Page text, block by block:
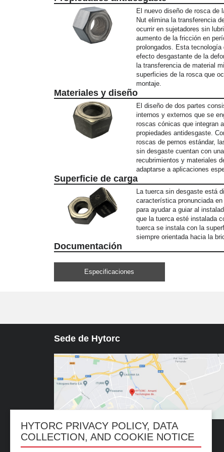
HYTORC PRIVACY POLICY, DATA
COLLECTION, AND COOKIE NOTICE
El nuevo diseño de rosca de
Nut elimina la transferencia
ocurrir en sujetadores sin
aumento de la fricción en
prolongados. Esta tecnología
efecto desgastante de la
la transferencia de material
superficies de la rosca que
montaje.
Materiales y diseño
El diseño de dos partes
internos y externos que se
roscas cónicas que integran
propiedades antidesgaste.
roscas de pernos estándar,
sin desgaste cuentan con
recubrimientos y materiales
adaptarse a aplicaciones
Superficie de carga
La tuerca sin desgaste está
característica pronunciada en
para ayudar a guiar al
que la tuerca esté instalada
tuerca se instala con la
siempre orientada hacia la
Documentación
Especificaciones
Sede de Hytorc
Av. de las Américas, 4, 28823 Coslada, Madrid, Spain